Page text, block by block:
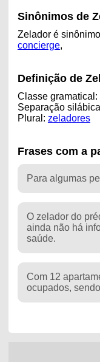
Sinônimos de
Zelador é
concierge,
Definição de
Classe
Separação
Plural: zeladores
Frases com a
Para algumas
O zelador do
ainda não há
saúde.
Com 12
ocupados,